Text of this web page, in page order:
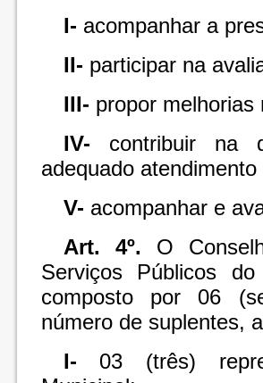
I- acompanhar a
II- participar na
III- propor
IV- contribuir na
adequado
V- acompanhar e
Art. 4º. O
Serviços Públicos
composto por 06
número de suplentes,
I- 03 (três)